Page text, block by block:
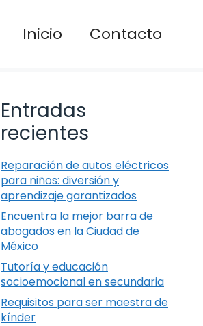
Inicio Contacto
Entradas
recientes
Reparación de autos eléctricos
para niños: diversión y
aprendizaje garantizados
Encuentra la mejor barra de
abogados en la Ciudad de
México
Tutoría y educación
socioemocional en secundaria
Requisitos para ser maestra de
kínder